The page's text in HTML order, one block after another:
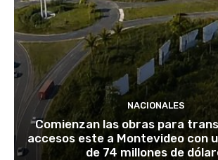
NACIONALES
Comienzan las obras para
accesos este a Montevideo con
de 74 millones de